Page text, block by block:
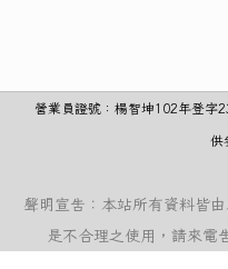
營業員證號：楊智坤102年登字
供
聲明宣告：本站所有資料皆
是不合理之使用，請來電